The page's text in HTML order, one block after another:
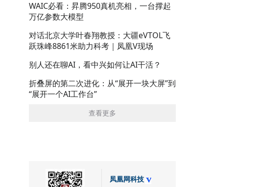
WAIC必看：昇腾950真机亮相，一台撑起
万亿参数大模型
对话北京大学叶春翔教授：大疆eVTOL飞
跃珠峰8861米助力科考｜凤凰V现场
别人还在聊AI，看中兴如何让AI干活？
折叠屏的第二次进化：从“展开一块大屏”到
“展开一个AI工作台”
查看更多
凤凰网科技